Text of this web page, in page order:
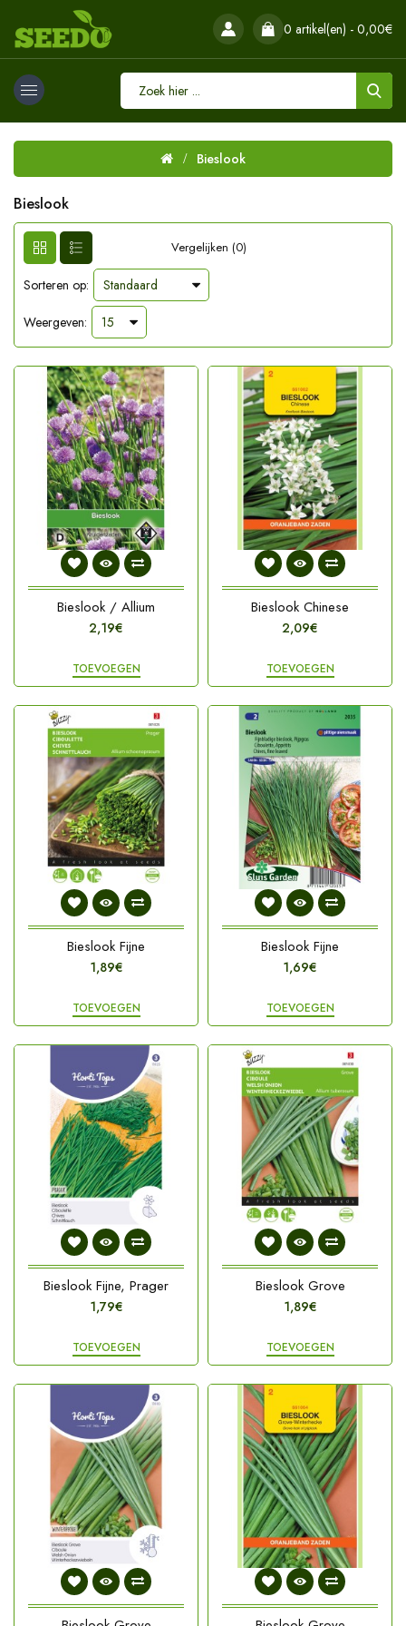
0 artikel(en) - 0,00€
Bieslook
Bieslook
Vergelijken (0)
Sorteren op:
Weergeven:
Bieslook / Allium
2,19€
TOEVOEGEN
Bieslook Chinese
2,09€
TOEVOEGEN
Bieslook Fijne
1,89€
TOEVOEGEN
Bieslook Fijne
1,69€
TOEVOEGEN
Bieslook Fijne, Prager
1,79€
TOEVOEGEN
Bieslook Grove
1,89€
TOEVOEGEN